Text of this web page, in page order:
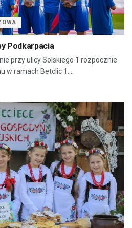
Podkarpacia
przy ulicy Solskiego 1 rozpocznie
w ramach Betclic 1....